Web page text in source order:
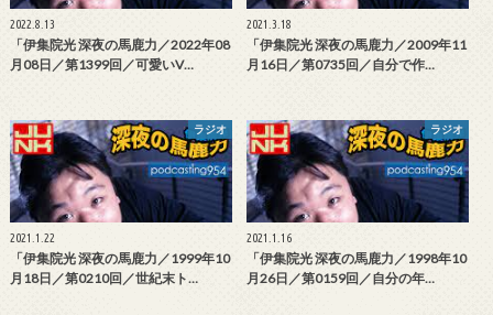
2022.8.13
「伊集院光 深夜の馬鹿力／2022年08
月08日／第1399回／可愛いV…
2021.3.18
「伊集院光 深夜の馬鹿力／2009年11
月16日／第0735回／自分で作…
ラジオ
2021.1.22
「伊集院光 深夜の馬鹿力／1999年10
月18日／第0210回／世紀末ト…
ラジオ
2021.1.16
「伊集院光 深夜の馬鹿力／1998年10
月26日／第0159回／自分の年…